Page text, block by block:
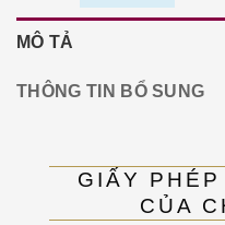
MÔ TẢ
THÔNG TIN BỔ SUNG
GIẤY
CỦA